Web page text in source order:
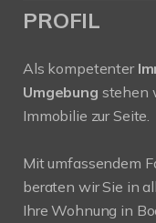
PROFIL
Als kompetenter
Umgebung stehen
Immobilie zur Seite.
Mit umfassendem
beraten wir Sie in
Ihre Wohnung in